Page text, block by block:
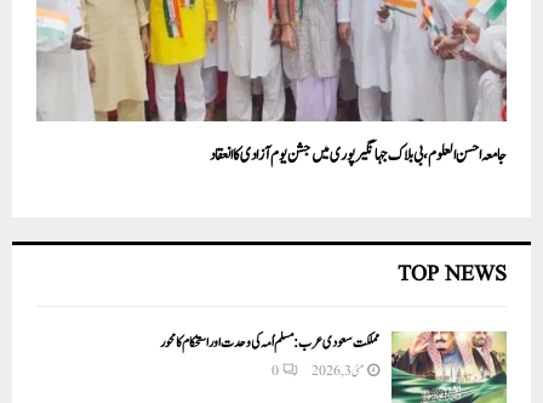
جامعہ احسن العلوم، بی بلاک جہانگیر پوری میں جشن یوم آزادی کا انعقاد
TOP NEWS
مملکت سعودی عرب: مسلم اُمہ کی وحدت اور استحکام کا محور
مئی 3, 2026 0